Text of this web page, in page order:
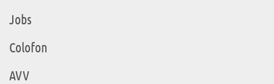
Jobs
Colofon
AVV